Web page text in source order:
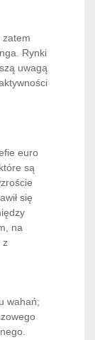
zatem
Rynki
uwagą
euro
są
się
na
z
wahań;